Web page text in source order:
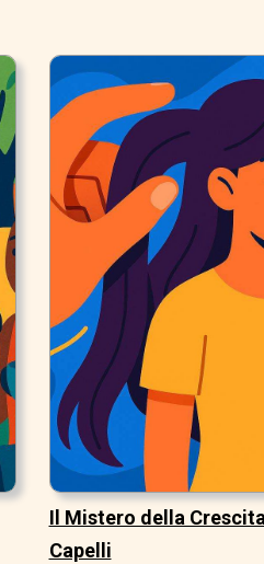
Il Mistero della
Capelli